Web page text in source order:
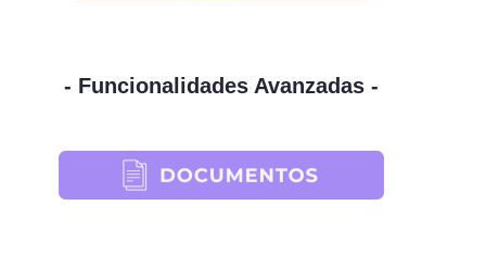
- Funcionalidades Avanzadas -